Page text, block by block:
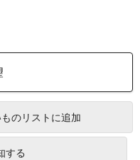
のリストに追加
する